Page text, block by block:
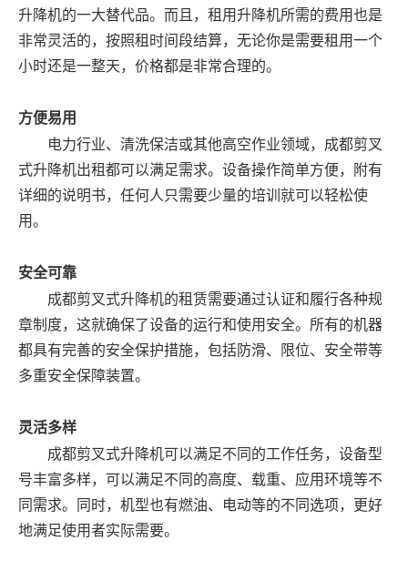
升降机的一大替代品。而且，租用升降机所需的费用也是
非常灵活的，按照租时间段结算，无论你是需要租用一个
小时还是一整天，价格都是非常合理的。
方便易用
电力行业、清洗保洁或其他高空作业领域，成都剪叉
式升降机出租都可以满足需求。设备操作简单方便，附有
详细的说明书，任何人只需要少量的培训就可以轻松使
用。
安全可靠
成都剪叉式升降机的租赁需要通过认证和履行各种规
章制度，这就确保了设备的运行和使用安全。所有的机器
都具有完善的安全保护措施，包括防滑、限位、安全带等
多重安全保障装置。
灵活多样
成都剪叉式升降机可以满足不同的工作任务，设备型
号丰富多样，可以满足不同的高度、载重、应用环境等不
同需求。同时，机型也有燃油、电动等的不同选项，更好
地满足使用者实际需要。